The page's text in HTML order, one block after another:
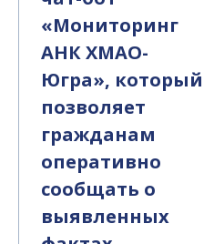
«Мониторинг
АНК ХМАО-
Югра», который
позволяет
гражданам
оперативно
сообщать о
выявленных